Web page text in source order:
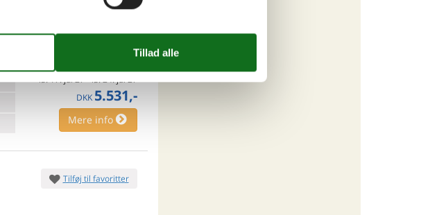
7 overnatninger
lø. 17. jul 27-lø. 24. jul 27
DKK 5.531,-
Mere info
Tilføj til favoritter